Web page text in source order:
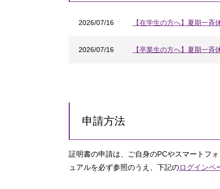
2026/07/16 【在学生の方へ】夏期一
2026/07/16 【卒業生の方へ】夏期一
申請方法
証明書の申請は、ご自身のPCやスマートフ
ュアルを必ず参照のうえ、下記のログインペ